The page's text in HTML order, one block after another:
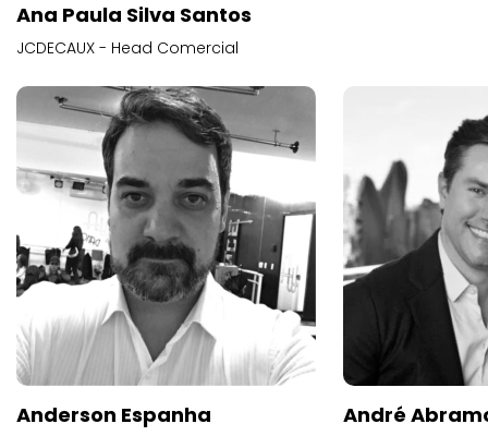
Ana Paula Silva Santos
JCDECAUX - Head Comercial
Anderson Espanha André